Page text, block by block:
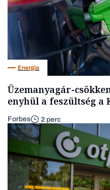
Energia
Üzemanyagár-
enyhül a feszültség a
Forbes 2 perc